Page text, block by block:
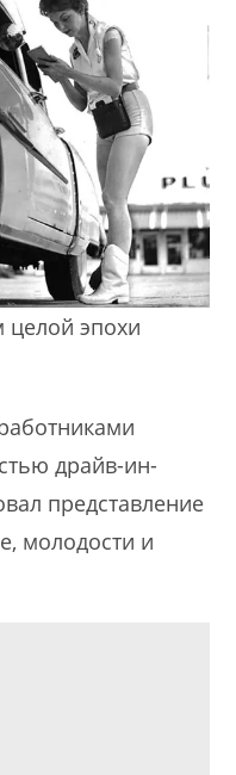
эпохи
драйв-ин-
представление
молодости и